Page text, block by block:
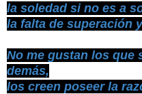
la soledad si no es a
la falta de superación
No me gustan los que
demás,
los creen poseer la